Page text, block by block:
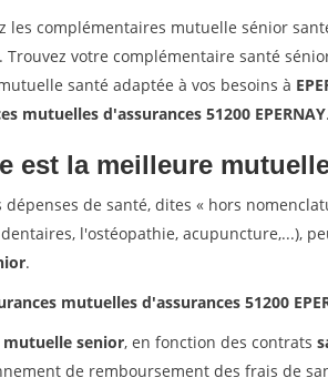
les complémentaires mutuelle sénior
Trouvez votre complémentaire santé
santé adaptée à vos besoins à
mutuelles d'assurances 51200 EPERNAY.
est la meilleure
dépenses de santé, dites « hors
l'ostéopathie, acupuncture,...),
.
mutuelles d'assurances 51200
mutuelle senior, en fonction des contrats
de remboursement des frais de